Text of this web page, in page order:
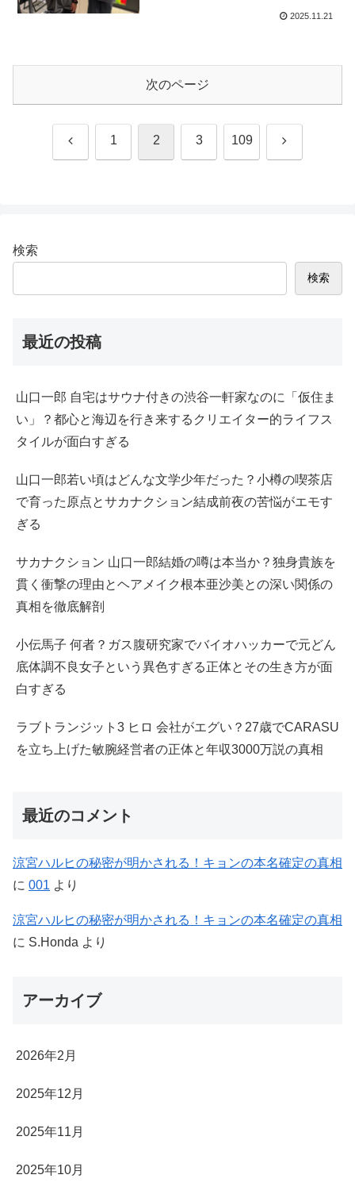
2025.11.21
次のページ
前 1 2 3 109 次
検索
検索
最近の投稿
山口一郎 自宅はサウナ付きの渋谷一軒家なのに「仮住ま
い」？都心と海辺を行き来するクリエイター的ライフス
タイルが面白すぎる
山口一郎若い頃はどんな文学少年だった？小樽の喫茶店
で育った原点とサカナクション結成前夜の苦悩がエモす
ぎる
サカナクション 山口一郎結婚の噂は本当か？独身貴族を
貫く衝撃の理由とヘアメイク根本亜沙美との深い関係の
真相を徹底解剖
小伝馬子 何者？ガス腹研究家でバイオハッカーで元どん
底体調不良女子という異色すぎる正体とその生き方が面
白すぎる
ラブトランジット3 ヒロ 会社がエグい？27歳でCARASU
を立ち上げた敏腕経営者の正体と年収3000万説の真相
最近のコメント
涼宮ハルヒの秘密が明かされる！キョンの本名確定の真相
に 001 より
涼宮ハルヒの秘密が明かされる！キョンの本名確定の真相
に S.Honda より
アーカイブ
2026年2月
2025年12月
2025年11月
2025年10月